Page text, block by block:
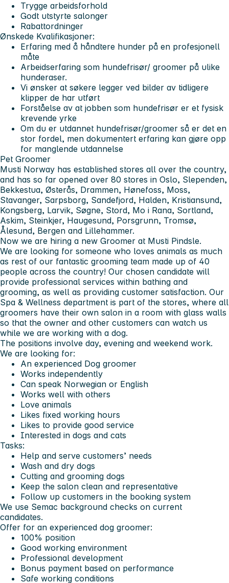
Trygge arbeidsforhold
Godt utstyrte salonger
Rabattordninger
Ønskede Kvalifikasjoner:
Erfaring med å håndtere hunder på en profesjonell
måte
Arbeidserfaring som hundefrisør/ groomer på ulike
hunderaser.
Vi ønsker at søkere legger ved bilder av tidligere
klipper de har utført
Forståelse av at jobben som hundefrisør er et fysisk
krevende yrke
Om du er utdannet hundefrisør/groomer så er det en
stor fordel, men dokumentert erfaring kan gjøre opp
for manglende utdannelse
Pet Groomer
Musti Norway has established stores all over the country,
and has so far opened over 80 stores in Oslo, Slependen,
Bekkestua, Østerås, Drammen, Hønefoss, Moss,
Stavanger, Sarpsborg, Sandefjord, Halden, Kristiansund,
Kongsberg, Larvik, Søgne, Stord, Mo i Rana, Sortland,
Askim, Steinkjer, Haugesund, Porsgrunn, Tromsø,
Ålesund, Bergen and Lillehammer.
Now we are hiring a new Groomer at Musti Pindsle.
We are looking for someone who loves animals as much
as rest of our fantastic grooming team made up of 40
people across the country! Our chosen candidate will
provide professional services within bathing and
grooming, as well as providing customer satisfaction. Our
Spa & Wellness department is part of the stores, where all
groomers have their own salon in a room with glass walls
so that the owner and other customers can watch us
while we are working with a dog.
The positions involve day, evening and weekend work.
We are looking for:
An experienced Dog groomer
Works independently
Can speak Norwegian or English
Works well with others
Love animals
Likes fixed working hours
Likes to provide good service
Interested in dogs and cats
Tasks:
Help and serve customers’ needs
Wash and dry dogs
Cutting and grooming dogs
Keep the salon clean and representative
Follow up customers in the booking system
We use Semac background checks on current
candidates.
Offer for an experienced dog groomer:
100% position
Good working environment
Professional development
Bonus payment based on performance
Safe working conditions